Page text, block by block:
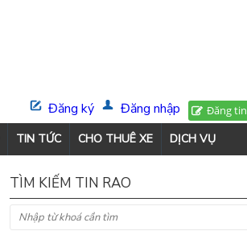
Đăng tin
Đăng nhập
Đăng ký
TIN TỨC CHO THUÊ XE DỊCH VỤ
TÌM KIẾM TIN RAO